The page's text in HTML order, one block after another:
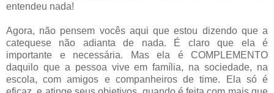
entendeu nada!
Agora, não pensem vocês aqui que estou dizendo que a
catequese não adianta de nada. É claro que ela é
importante e necessária. Mas ela é COMPLEMENTO
daquilo que a pessoa vive em família, na sociedade, na
escola, com amigos e companheiros de time. Ela só é